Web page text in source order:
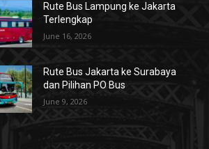
Rute Bus Lampung ke Jakarta
Terlengkap
June 16, 2026
Rute Bus Jakarta ke Surabaya
dan Pilihan PO Bus
June 9, 2026